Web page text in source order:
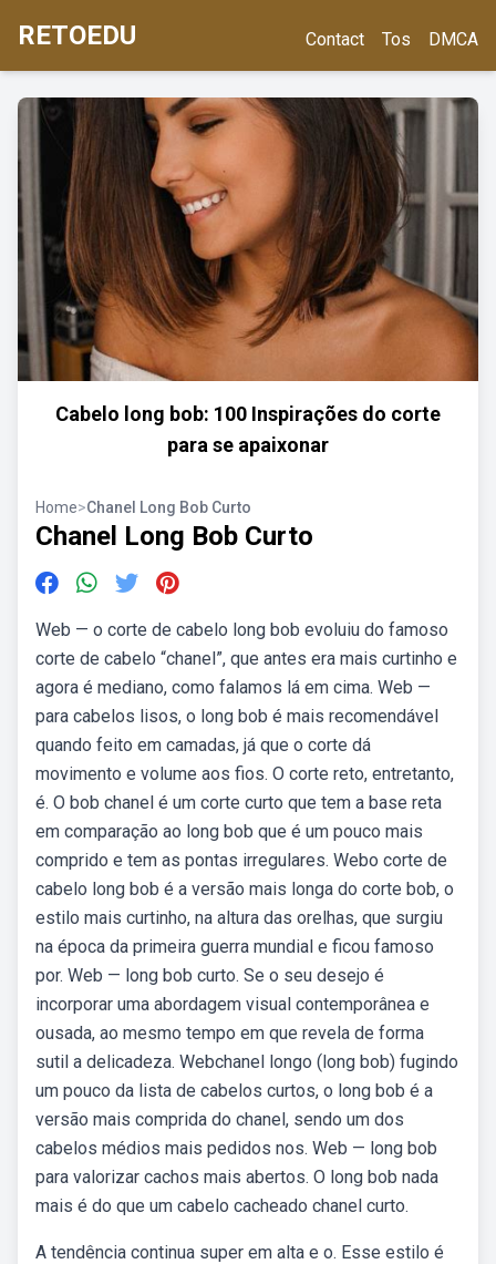
RETOEDU Contact Tos DMCA
Cabelo long bob: 100 Inspirações do corte
para se apaixonar
Home>Chanel Long Bob Curto
Chanel Long Bob Curto
Web — o corte de cabelo long bob evoluiu do famoso
corte de cabelo “chanel”, que antes era mais curtinho e
agora é mediano, como falamos lá em cima. Web —
para cabelos lisos, o long bob é mais recomendável
quando feito em camadas, já que o corte dá
movimento e volume aos fios. O corte reto, entretanto,
é. O bob chanel é um corte curto que tem a base reta
em comparação ao long bob que é um pouco mais
comprido e tem as pontas irregulares. Webo corte de
cabelo long bob é a versão mais longa do corte bob, o
estilo mais curtinho, na altura das orelhas, que surgiu
na época da primeira guerra mundial e ficou famoso
por. Web — long bob curto. Se o seu desejo é
incorporar uma abordagem visual contemporânea e
ousada, ao mesmo tempo em que revela de forma
sutil a delicadeza. Webchanel longo (long bob) fugindo
um pouco da lista de cabelos curtos, o long bob é a
versão mais comprida do chanel, sendo um dos
cabelos médios mais pedidos nos. Web — long bob
para valorizar cachos mais abertos. O long bob nada
mais é do que um cabelo cacheado chanel curto.
A tendência continua super em alta e o. Esse estilo é